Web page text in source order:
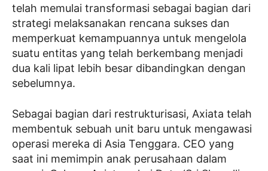
telah memulai transformasi sebagai bagian dari
strategi melaksanakan rencana sukses dan
memperkuat kemampuannya untuk mengelola
suatu entitas yang telah berkembang menjadi
dua kali lipat lebih besar dibandingkan dengan
sebelumnya.
Sebagai bagian dari restrukturisasi, Axiata telah
membentuk sebuah unit baru untuk mengawasi
operasi mereka di Asia Tenggara. CEO yang
saat ini memimpin anak perusahaan dalam